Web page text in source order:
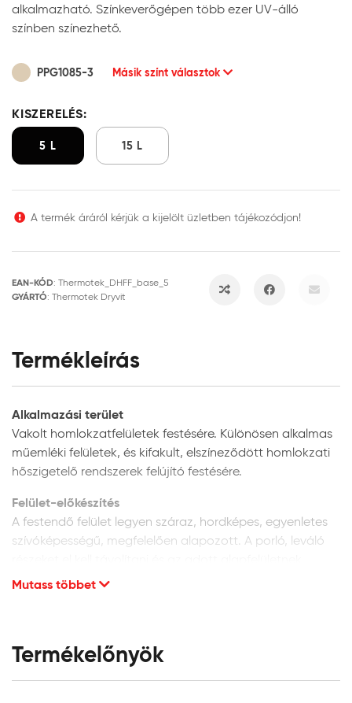
alkalmazható. Színkeverőgépen több ezer UV-álló
színben színezhető.
PPG1085-3 Másik színt választok
KISZERELÉS:
5 L 15 L
A termék áráról kérjük a kijelölt üzletben tájékozódjon!
EAN-KÓD: Thermotek_DHFF_base_5
GYÁRTÓ: Thermotek Dryvit
Termékleírás
Alkalmazási terület
Vakolt homlokzatfelületek festésére. Különösen alkalmas
műemléki felületek, és kifakult, elszíneződött homlokzati
hőszigetelő rendszerek felújító festésére.
Felület-előkészítés
A festendő felület legyen száraz, hordképes, egyenletes
szívóképességű, megfelelően alapozott. A porló, leváló
megfelelően kijavítani. A vakolat minősége legyen min. vH
Új, vakolt vagy beton felületek:
felület szívóképességének kiegyenlítéséhez a
Mutass többet
Termékelőnyök